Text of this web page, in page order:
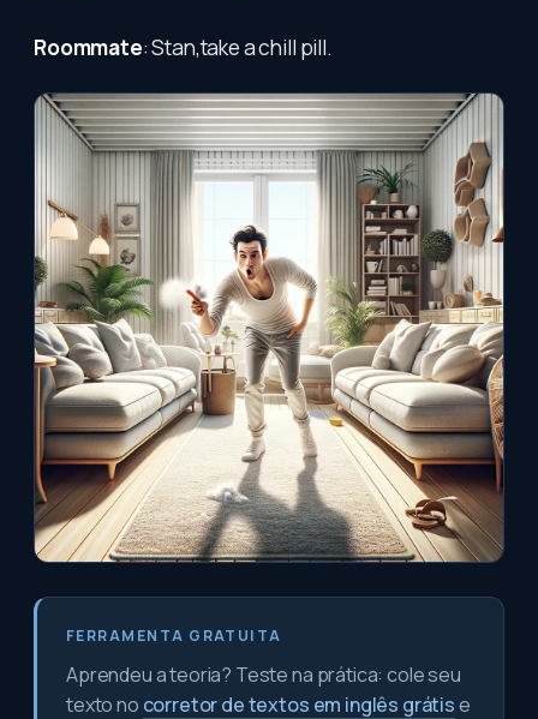
Roommate: Stan,take a chill pill.
FERRAMENTA GRATUITA
Aprendeu a teoria? Teste na prática: cole seu
texto no corretor de textos em inglês grátise